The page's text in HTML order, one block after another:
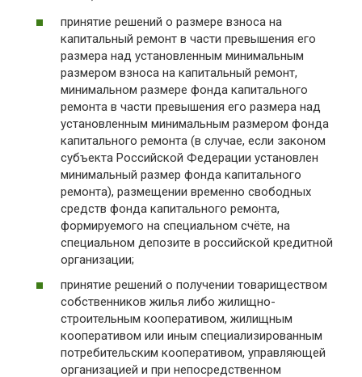
принятие решений о размере взноса на
капитальный ремонт в части превышения его
размера над установленным минимальным
размером взноса на капитальный ремонт,
минимальном размере фонда капитального
ремонта в части превышения его размера над
установленным минимальным размером фонда
капитального ремонта (в случае, если законом
субъекта Российской Федерации установлен
минимальный размер фонда капитального
ремонта), размещении временно свободных
средств фонда капитального ремонта,
формируемого на специальном счёте, на
специальном депозите в российской кредитной
организации;
принятие решений о получении товариществом
собственников жилья либо жилищно-
строительным кооперативом, жилищным
кооперативом или иным специализированным
потребительским кооперативом, управляющей
организацией и при непосредственном